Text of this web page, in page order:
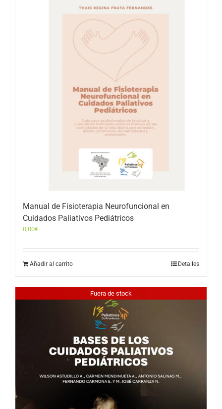
Manual de Fisioterapia Neurofuncional en
Cuidados Paliativos Pediátricos
0,00€
Añadir al carrito Detalles
Fuera de stock